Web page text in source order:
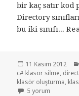
bir kaç satır kod
Directory
bu iki sınıfı...
Yayın
tarihi
11 Kasım 2012
c# klasör silme,
klasör oluşturma,
C# dosya işlemleri
5 yorum